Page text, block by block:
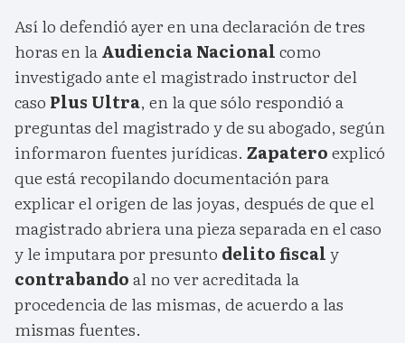
Así lo defendió ayer en una declaración de tres
horas en laAudiencia Nacionalcomo
investigado ante el magistrado instructor del
caso Plus Ultra, en la que sólo respondió a
preguntas del magistrado y de su abogado, según
informaron fuentes jurídicas. Zapateroexplicó
que está recopilando documentación para
explicar el origen de las joyas, después de que el
magistrado abriera una pieza separada en el caso
y le imputara por presunto delito fiscaly
contrabandoal no ver acreditada la
procedencia de las mismas, de acuerdo a las
mismas fuentes.